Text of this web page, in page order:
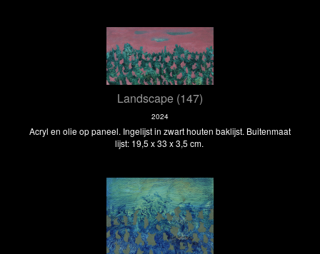
Landscape (147)
2024
Acryl en olie op paneel. Ingelijst in zwart houten baklijst. Buitenmaat
lijst: 19,5 x 33 x 3,5 cm.